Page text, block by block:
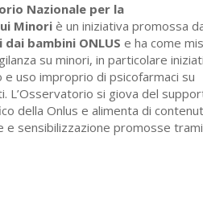
Nazionale per la
Minori è un iniziativa promossa
dai bambini ONLUS e ha come
su minori, in particolare
e uso improprio di psicofarmaci su
L’Osservatorio si giova del
della Onlus e alimenta di
e sensibilizzazione promosse